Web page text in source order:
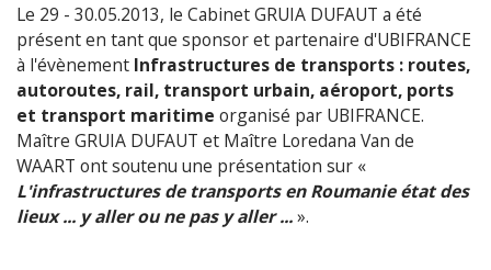
Le 29 - 30.05.2013, le Cabinet GRUIA DUFAUT a été
présent en tant que sponsor et partenaire d'UBIFRANCE
à l'évènement Infrastructures de transports : routes,
autoroutes, rail, transport urbain, aéroport, ports
et transport maritime organisé par UBIFRANCE.
Maître GRUIA DUFAUT et Maître Loredana Van de
WAART ont soutenu une présentation sur «
L'infrastructures de transports en Roumanie état des
lieux ... y aller ou ne pas y aller ...».